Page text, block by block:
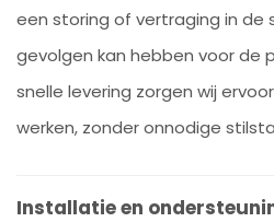
een storing of vertraging in de
gevolgen kan hebben voor de
snelle levering zorgen wij
werken, zonder onnodige
Installatie en